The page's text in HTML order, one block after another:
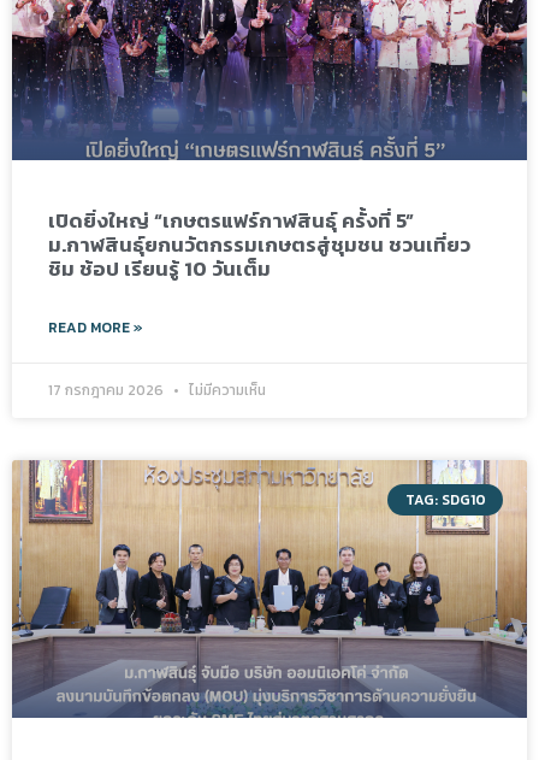
เปิดยิ่งใหญ่ “เกษตรแฟร์กาฬสินธุ์ ครั้งที่ 5”
ม.กาฬสินธุ์ยกนวัตกรรมเกษตรสู่ชุมชน ชวนเที่ยว
ชิม ช้อป เรียนรู้ 10 วันเต็ม
READ MORE »
17 กรกฎาคม 2026 ไม่มีความเห็น
TAG: SDG10